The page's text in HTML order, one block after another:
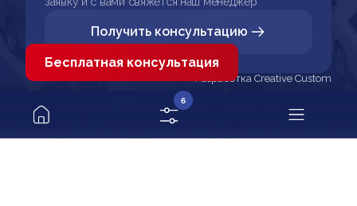
Получить консультацию
Разработка Creative Custom
6
Бесплатная консультация